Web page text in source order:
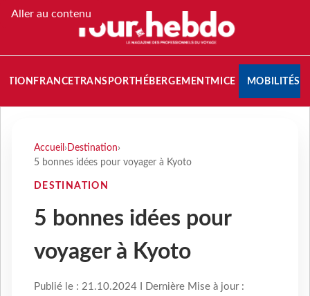
Aller au contenu
FRANCETRANSPORT HÉBERGEMENTMICE MOBILITÉS
Accueil › Destination›
5 bonnes idées pour voyager à Kyoto
DESTINATION
5 bonnes idées pour
voyager à Kyoto
Publié le : 21.10.2024 I Dernière Mise à jour :